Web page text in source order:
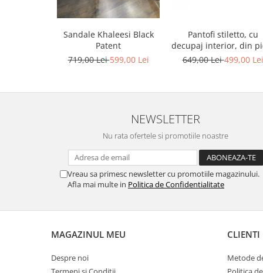
Sandale Khaleesi Black
Patent
719,00 Lei599,00 Lei
Pantofi stiletto, cu
decupaj interior, din
bronz
649,00 Lei499,00 Lei
NEWSLETTER
Nu rata ofertele si promotiile noastre
Vreau sa primesc newsletter cu promotiile magazinului.
Afla mai multe in Politica de Confidentialitate
MAGAZINUL MEU
Despre noi
CLIENTI
Metode